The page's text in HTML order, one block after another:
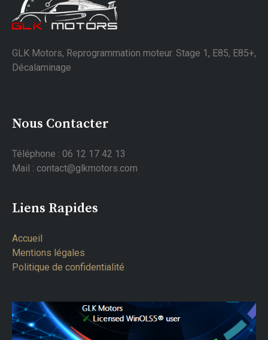
GLK Motors, Reprogrammation moteur. Stage 1, E85, E85+,
Décalaminage
Nous Contacter
Téléphone : 06 12 17 42 13
Mail : contact@glkmotors.com
Liens Rapides
Accueil
Mentions légales
Politique de confidentialité